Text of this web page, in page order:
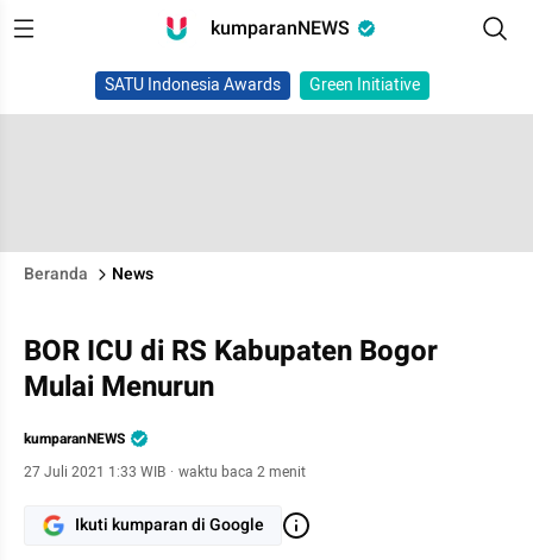
kumparanNEWS
SATU Indonesia Awards Green Initiative
Beranda News
BOR ICU di RS Kabupaten Bogor
Mulai Menurun
kumparanNEWS
27 Juli 2021 1:33 WIB · waktu baca 2 menit
Ikuti kumparan di Google